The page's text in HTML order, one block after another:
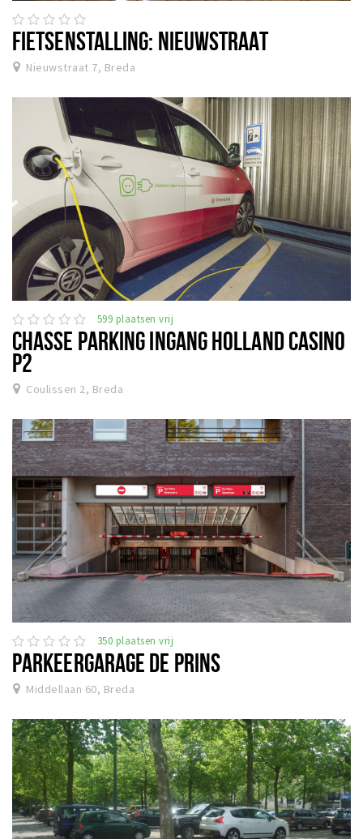
FIETSENSTALLING: NIEUWSTRAAT
Nieuwstraat 7, Breda
599 plaatsen vrij
CHASSE PARKING INGANG HOLLAND CASINO
P2
Coulissen 2, Breda
350 plaatsen vrij
PARKEERGARAGE DE PRINS
Middellaan 60, Breda